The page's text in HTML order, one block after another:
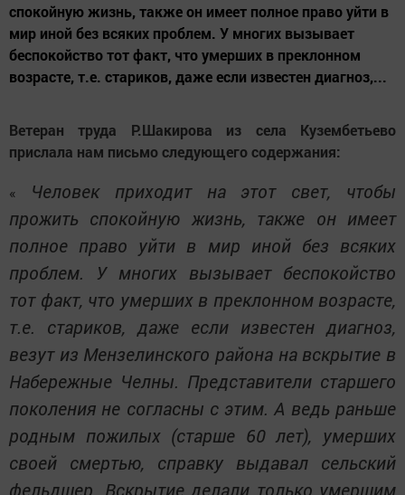
спокойную жизнь, также он имеет полное право уйти в
мир иной без всяких проблем. У многих вызывает
беспокойство тот факт, что умерших в преклонном
возрасте, т.е. стариков, даже если известен диагноз,...
Ветеран труда Р.Шакирова из села Кузембетьево
прислала нам письмо следующего содержания:
«
Человек приходит на этот свет, чтобы
прожить спокойную жизнь, также он имеет
полное право уйти в мир иной без всяких
проблем. У многих вызывает беспокойство
тот факт, что умерших в преклонном возрасте,
т.е. стариков, даже если известен диагноз,
везут из Мензелинского района на вскрытие в
Набережные Челны. Представители старшего
поколения не согласны с этим. А ведь раньше
родным пожилых (старше 60 лет), умерших
своей смертью, справку выдавал сельский
фельдшер. Вскрытие делали только умершим